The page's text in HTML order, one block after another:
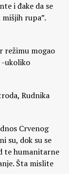
i đake da se
rupa”.
režimu mogao
-ukoliko
Rudnika
Crvenog
su, dok su se
te humanitarne
Šta mislite